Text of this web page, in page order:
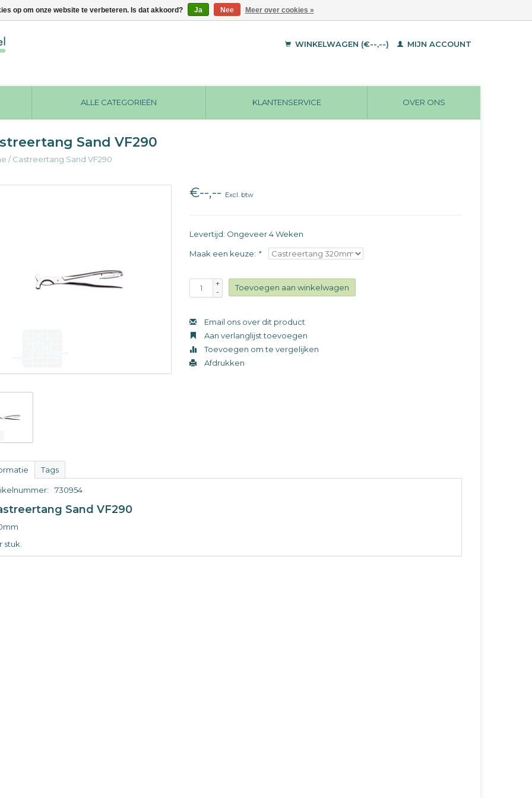
WINKELWAGEN (€--,--) MIJN ACCOUNT
ALLE CATEGORIEËN KLANTENSERVICE OVER ONS
Sand VF290
/Castreertang Sand VF290
€--,-- Excl. btw
Levertijd: Ongeveer 4 Weken
Maak een keuze: *
+
-
Toevoegen aan winkelwagen
Email ons over dit product
Aan verlanglijst toevoegen
Toevoegen om te vergelijken
Afdrukken
Tags
730954
Sand VF290
stuk.
op om onze website te verbeteren. Is dat akkoord? Ja Nee Meer over cookies »